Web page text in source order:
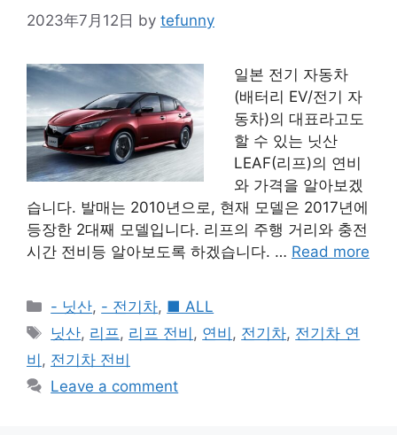
2023年7月12日 by tefunny
일본 전기 자동차
(배터리 EV/전기 자
동차)의 대표라고도
할 수 있는 닛산
LEAF(리프)의 연비
와 가격을 알아보겠
습니다. 발매는 2010년으로, 현재 모델은 2017년에
등장한 2대째 모델입니다. 리프의 주행 거리와 충전
시간 전비등 알아보도록 하겠습니다. … Read more
Categories
- 닛산, - 전기차, ■ ALL
Tags
닛산, 리프 , 리프 전비 , 연비 , 전기차, 전기차 연
비 , 전기차 전비
Leave a comment